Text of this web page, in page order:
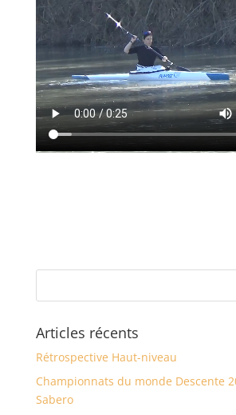
Articles récents
Rétrospective Haut-niveau
Championnats du monde Descente
Sabero